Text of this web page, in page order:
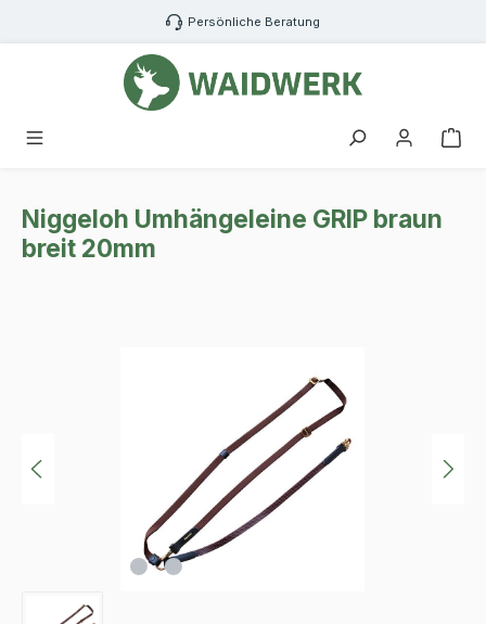
Zum Hauptinhalt springen Persönliche Beratung
Niggeloh Umhängeleine GRIP braun
breit 20mm